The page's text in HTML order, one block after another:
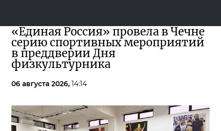
«Единая Россия» провела в Чечне
серию спортивных мероприятий
в преддверии Дня
физкультурника
06 августа 2026, 14:14